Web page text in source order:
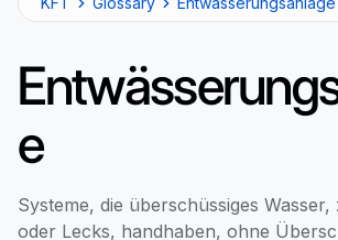
e
Systeme, die überschüssiges Wasser,
oder Lecks, handhaben, ohne